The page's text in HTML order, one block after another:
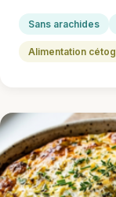
Sans arachides
Alimentation